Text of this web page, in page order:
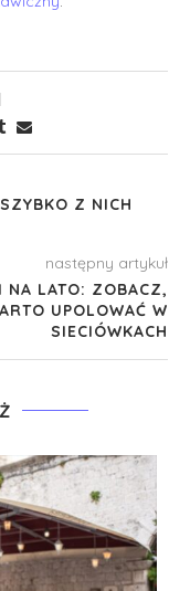
Z NICH
następny artykuł
NA LATO: ZOBACZ,
UPOLOWAĆ W
SIECIÓWKACH